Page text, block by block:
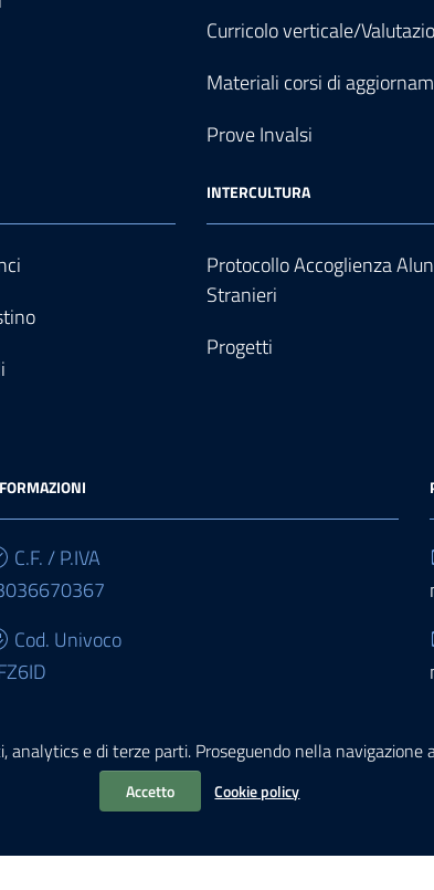
analytics e di terze parti. Proseguendo nella navigazione
Accetto Cookie policy
Curricolo verticale/
Materiali corsi di
Prove Invalsi
INTERCULTURA
Protocollo Accoglienza
Stranieri
Progetti
C.F. / P.IVA
Cod. Univoco